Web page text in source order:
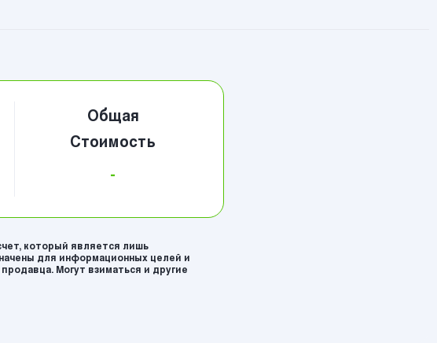
Общая
Стоимость
-
который является лишь
для информационных целей и
Могут взиматься и другие